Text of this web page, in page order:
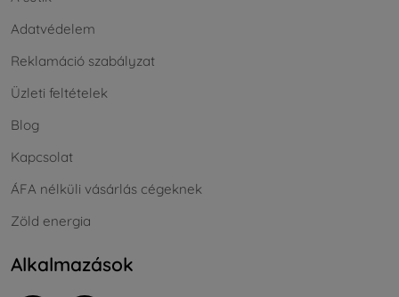
Adatvédelem
Reklamáció szabályzat
Üzleti feltételek
Blog
Kapcsolat
ÁFA nélküli vásárlás cégeknek
Zöld energia
Alkalmazások